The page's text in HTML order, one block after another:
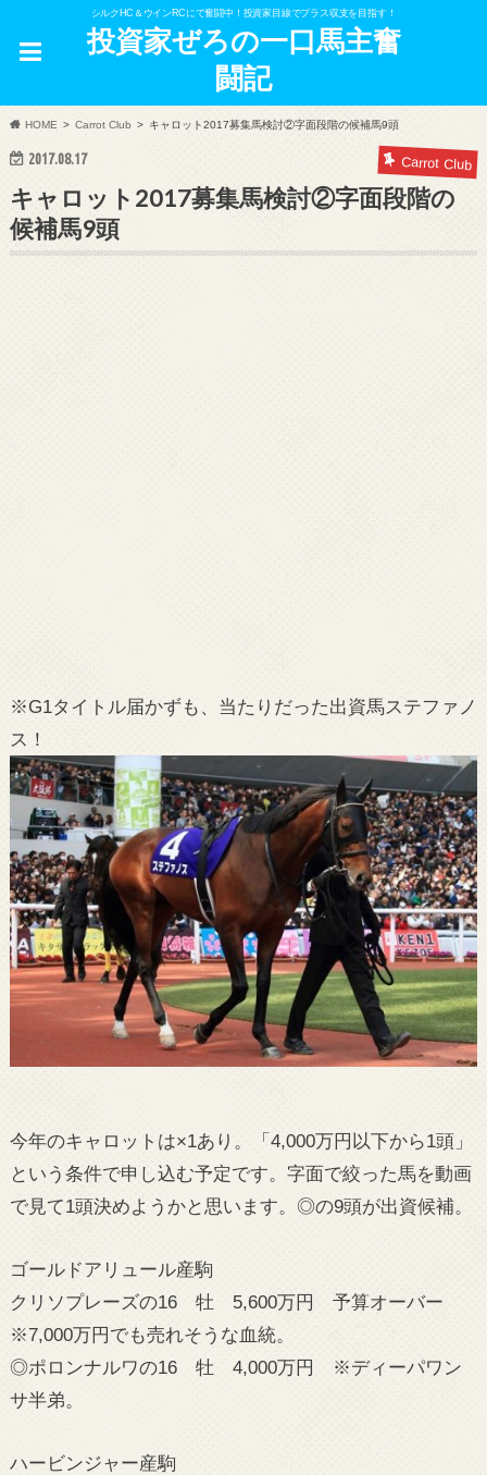
シルクHC＆ウインRCにて奮闘中！投資家目線でプラス収支を目指す！
投資家ぜろの一口馬主奮
闘記
HOME Carrot Club キャロット2017募集馬検討②字面段階の候補馬9頭
2017.08.17 Carrot Club
キャロット2017募集馬検討②字面段階の
候補馬9頭
※G1タイトル届かずも、当たりだった出資馬ステファノ
ス！
今年のキャロットは×1あり。「4,000万円以下から1頭」
という条件で申し込む予定です。字面で絞った馬を動画
で見て1頭決めようかと思います。◎の9頭が出資候補。
ゴールドアリュール産駒
クリソプレーズの16 牡 5,600万円 予算オーバー
※7,000万円でも売れそうな血統。
◎ポロンナルワの16 牡 4,000万円 ※ディーパワン
サ半弟。
ハービンジャー産駒